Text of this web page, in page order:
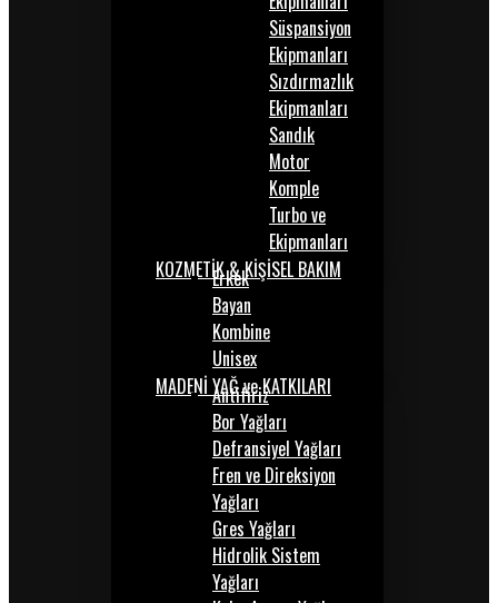
Süspansiyon
Ekipmanları
Sızdırmazlık
Ekipmanları
Sandık
Motor
Komple
Turbo ve
Ekipmanları
KOZMETİK & KİŞİSEL BAKIM
Erkek
Bayan
Kombine
Unisex
MADENİ YAĞ ve KATKILARI
Antifiriz
Bor Yağları
Defransiyel Yağları
Fren ve Direksiyon
Yağları
Gres Yağları
Hidrolik Sistem
Yağları